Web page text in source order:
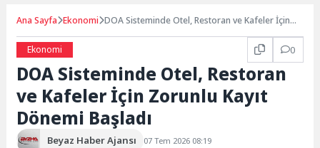
Ana Sayfa Ekonomi DOA Sisteminde Otel, Restoran ve Kafeler İçin
Ekonomi
0
DOA Sisteminde Otel, Restoran
ve Kafeler İçin Zorunlu Kayıt
Dönemi Başladı
Beyaz Haber Ajansı
07 Tem 2026 08:19